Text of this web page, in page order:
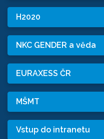
H2020
NKC GENDER a věda
EURAXESS ČR
MŠMT
Vstup do intranetu